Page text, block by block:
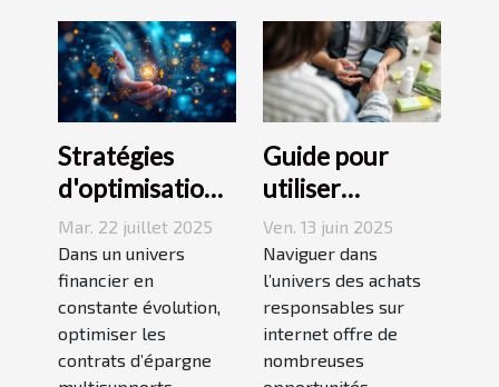
Stratégies
d'optimisation
pour les
contrats
d'épargne
multisupports
Mar. 22 juillet 2025
Dans un univers
financier en
constante évolution,
optimiser les
contrats d’épargne
Guide pour
utiliser
efficacement
les codes
promos sur les
sites bio
Ven. 13 juin 2025
Naviguer dans
l’univers des achats
responsables sur
internet offre de
nombreuses